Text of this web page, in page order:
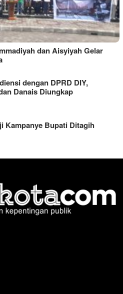
dan Aisyiyah Gelar
dengan DPRD DIY,
Danais Diungkap
Kampanye Bupati Ditagih